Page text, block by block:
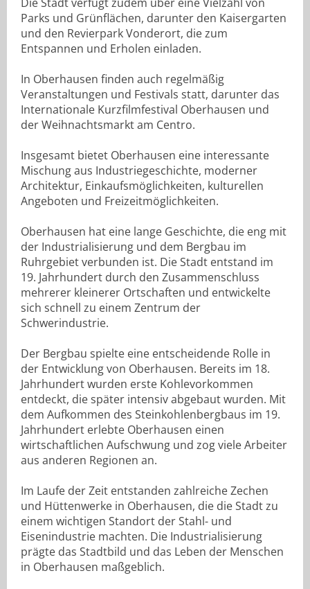
Parks und Grünflächen, darunter den Kaisergarten
und den Revierpark Vonderort, die zum
Entspannen und Erholen einladen.
In Oberhausen finden auch regelmäßig
Veranstaltungen und Festivals statt, darunter das
Internationale Kurzfilmfestival Oberhausen und
der Weihnachtsmarkt am Centro.
Insgesamt bietet Oberhausen eine interessante
Mischung aus Industriegeschichte, moderner
Architektur, Einkaufsmöglichkeiten, kulturellen
Angeboten und Freizeitmöglichkeiten.
Oberhausen hat eine lange Geschichte, die eng mit
der Industrialisierung und dem Bergbau im
Ruhrgebiet verbunden ist. Die Stadt entstand im
19. Jahrhundert durch den Zusammenschluss
mehrerer kleinerer Ortschaften und entwickelte
sich schnell zu einem Zentrum der
Schwerindustrie.
Der Bergbau spielte eine entscheidende Rolle in
der Entwicklung von Oberhausen. Bereits im 18.
Jahrhundert wurden erste Kohlevorkommen
entdeckt, die später intensiv abgebaut wurden. Mit
dem Aufkommen des Steinkohlenbergbaus im 19.
Jahrhundert erlebte Oberhausen einen
wirtschaftlichen Aufschwung und zog viele Arbeiter
aus anderen Regionen an.
Im Laufe der Zeit entstanden zahlreiche Zechen
und Hüttenwerke in Oberhausen, die die Stadt zu
einem wichtigen Standort der Stahl- und
Eisenindustrie machten. Die Industrialisierung
prägte das Stadtbild und das Leben der Menschen
in Oberhausen maßgeblich.